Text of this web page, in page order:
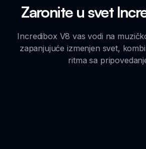
Zaronite u svet
Incredibox V8 vas vodi na
zapanjujuće izmenjen svet,
ritma sa